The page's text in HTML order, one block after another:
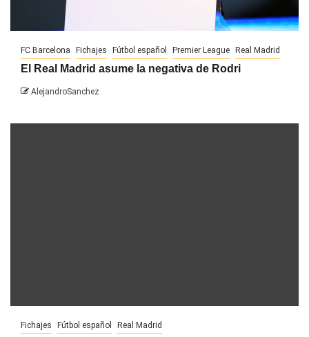
FC Barcelona Fichajes Fútbol español Premier League Real Madrid
El Real Madrid asume la negativa de Rodri
AlejandroSanchez
Fichajes Fútbol español Real Madrid